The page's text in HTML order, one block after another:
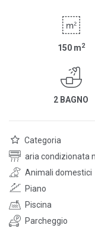
150 m2
2 BAGNO
Categoria
aria condizionata
Animali domestici
Piano
Piscina
Parcheggio